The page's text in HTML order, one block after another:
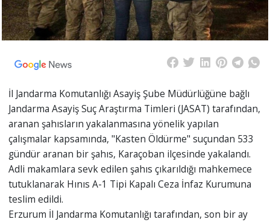
İl Jandarma Komutanlığı Asayiş Şube Müdürlüğüne bağlı
Jandarma Asayiş Suç Araştırma Timleri (JASAT) tarafından,
aranan şahısların yakalanmasına yönelik yapılan
çalışmalar kapsamında, "Kasten Öldürme" suçundan 533
gündür aranan bir şahıs, Karaçoban ilçesinde yakalandı.
Adli makamlara sevk edilen şahıs çıkarıldığı mahkemece
tutuklanarak Hınıs A-1 Tipi Kapalı Ceza İnfaz Kurumuna
teslim edildi.
Erzurum İl Jandarma Komutanlığı tarafından, son bir ay